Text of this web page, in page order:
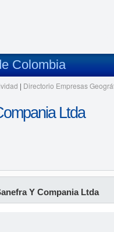
Colombia
| Directorio Empresas
Ltda
Y Compania Ltda